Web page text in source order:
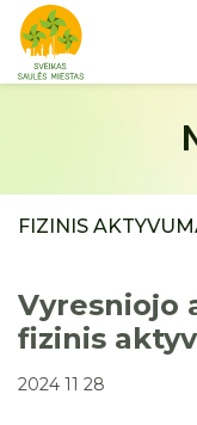
Leidiniai
FIZINIS
Psichoaktyviųjų
Traumų prevencija
Vyresniojo
fizinis
2024 11 28